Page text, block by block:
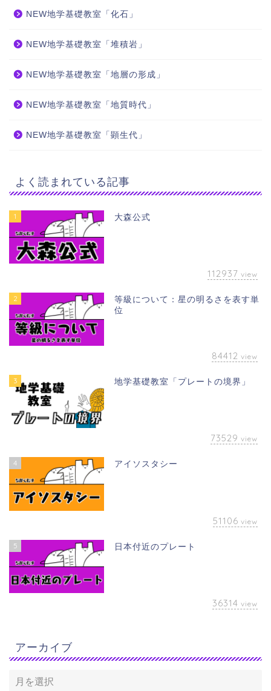
NEW地学基礎教室「化石」
NEW地学基礎教室「堆積岩」
NEW地学基礎教室「地層の形成」
NEW地学基礎教室「地質時代」
NEW地学基礎教室「顕生代」
よく読まれている記事
1 大森公式
112937 view
2
等級について：星の明るさを表す単
位
84412 view
3 地学基礎教室「プレートの境界」
73529 view
4 アイソスタシー
51106 view
5 日本付近のプレート
36314 view
アーカイブ